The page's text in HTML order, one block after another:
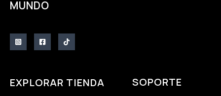
MUNDO
EXPLORAR TIENDA SOPORTE